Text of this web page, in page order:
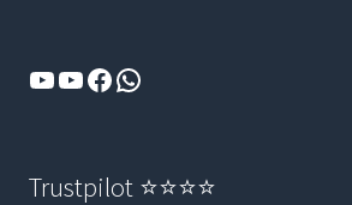
YouTube
YouTube
Facebook
WhatsApp
Trustpilot ⭐⭐⭐⭐